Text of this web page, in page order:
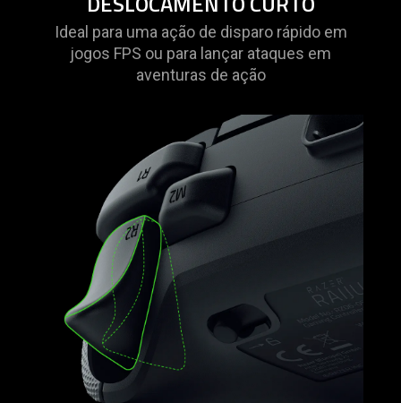
Ideal para uma ação de disparo rápido em
jogos FPS ou para lançar ataques em
aventuras de ação